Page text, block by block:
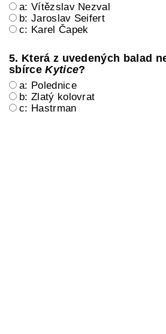
a: Vítězslav Nezval
b: Jaroslav Seifert
c: Karel Čapek
5. Která z uvedených balad
sbírceKytice?
a: Polednice
b: Zlatý kolovrat
c: Hastrman